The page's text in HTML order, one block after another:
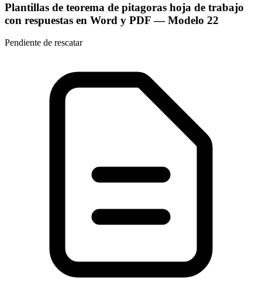
Plantillas de teorema de pitagoras hoja de trabajo
con respuestas en Word y PDF— Modelo 22
Pendiente de rescatar